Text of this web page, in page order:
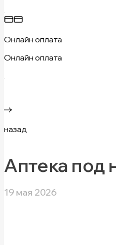
Онлайн оплата
Онлайн оплата
назад
Аптека под
19 мая 2026